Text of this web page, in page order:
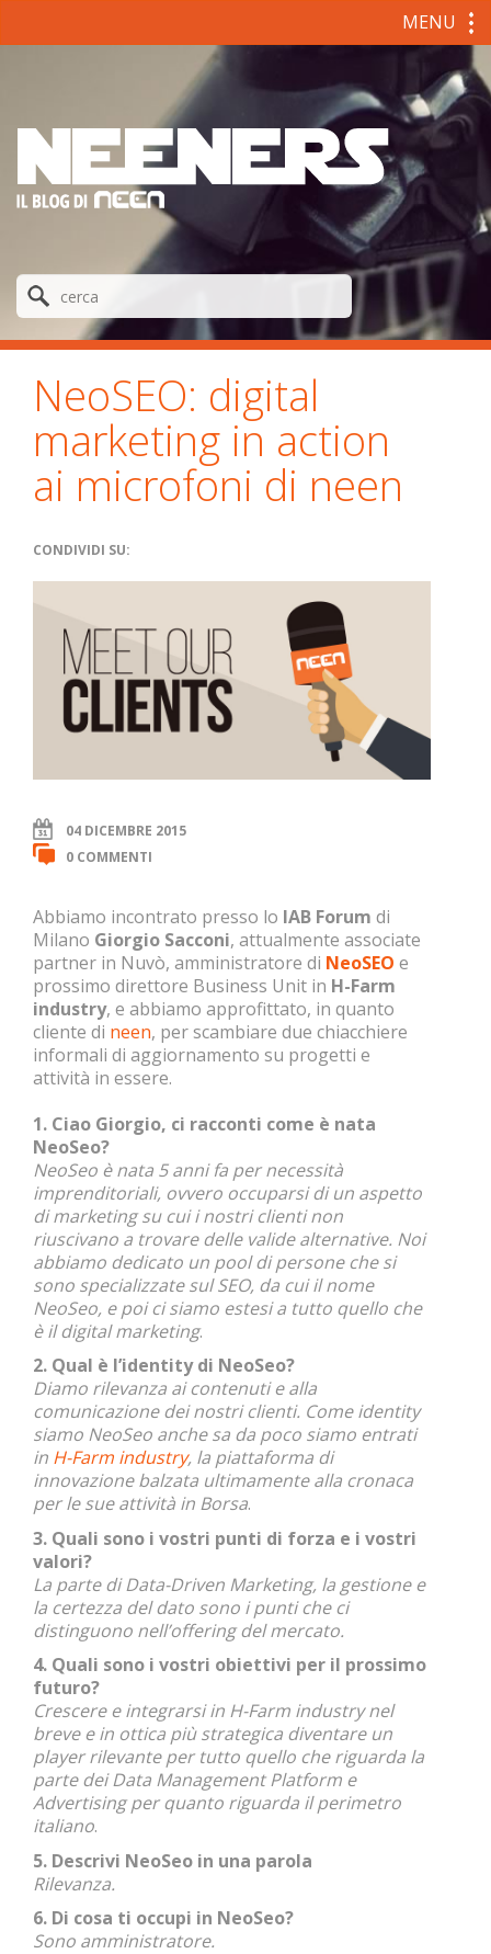
MENU
NeoSEO: digital
marketing in action
ai microfoni di neen
CONDIVIDI SU:
04 DICEMBRE 2015
0 COMMENTI
Abbiamo incontrato presso lo IAB Forum di
Milano Giorgio Sacconi, attualmente associate
partner in Nuvò, amministratore di NeoSEO e
prossimo direttore Business Unit in H-Farm
industry, e abbiamo approfittato, in quanto
cliente di neen, per scambiare due chiacchiere
informali di aggiornamento su progetti e
attività in essere.
1. Ciao Giorgio, ci racconti come è nata
NeoSeo?
NeoSeo è nata 5 anni fa per necessità
imprenditoriali, ovvero occuparsi di un aspetto
di marketing su cui i nostri clienti non
riuscivano a trovare delle valide alternative. Noi
abbiamo dedicato un pool di persone che si
sono specializzate sul SEO, da cui il nome
NeoSeo, e poi ci siamo estesi a tutto quello che
è il digital marketing.
2. Qual è l’identity di NeoSeo?
Diamo rilevanza ai contenuti e alla
comunicazione dei nostri clienti. Come identity
siamo NeoSeo anche sa da poco siamo entrati
in H-Farm industry, la piattaforma di
innovazione balzata ultimamente alla cronaca
per le sue attività in Borsa.
3. Quali sono i vostri punti di forza e i vostri
valori?
La parte di Data-Driven Marketing, la gestione e
la certezza del dato sono i punti che ci
distinguono nell’offering del mercato.
4. Quali sono i vostri obiettivi per il prossimo
futuro?
Crescere e integrarsi in H-Farm industry nel
breve e in ottica più strategica diventare un
player rilevante per tutto quello che riguarda la
parte dei Data Management Platform e
Advertising per quanto riguarda il perimetro
italiano.
5. Descrivi NeoSeo in una parola
Rilevanza.
6. Di cosa ti occupi in NeoSeo?
Sono amministratore.